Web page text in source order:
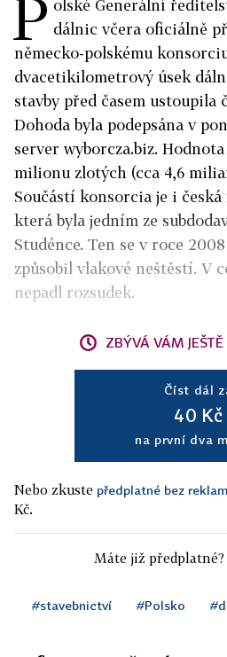
P olské Generální
dálnic včera oficiálně
německo-polskému
dvacetikilometrový úsek
stavby před časem ustoupila
Dohoda byla podepsána v
server wyborcza.biz.
milionu zlotých (cca 4,6
Součástí konsorcia je i
která byla jedním ze
Studénce. Ten se v roce
způsobil vlakové neštěstí. V
nepadl rozsudek.
ZBÝVÁ VÁM
Číst dál
40 Kč
na první dva
Nebo zkuste předplatné bez
Kč.
Máte již předplatné?
#stavebnictví #Polsko